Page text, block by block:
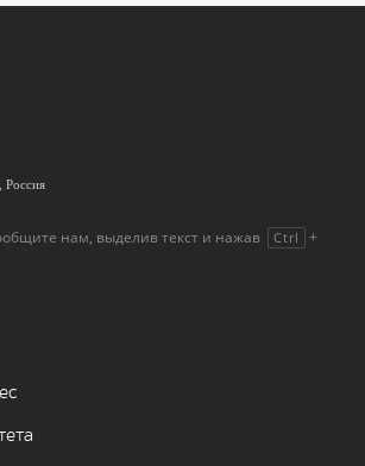
Россия
нам, выделив текст и нажав Ctrl +